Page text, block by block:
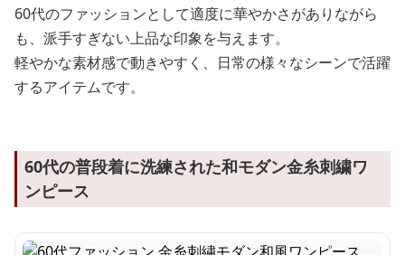
60代のファッションとして適度に華やかさがありながら
も、派手すぎない上品な印象を与えます。
軽やかな素材感で動きやすく、日常の様々なシーンで活躍
するアイテムです。
60代の普段着に洗練された和モダン金糸刺繍ワ
ンピース